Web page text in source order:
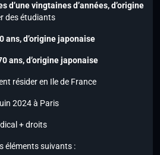
d’une vingtaines d’années, d’origine
des étudiants
ans, d’origine japonaise
ans, d’origine japonaise
résider en Ile de France
2024 à Paris
+ droits
éléments suivants :